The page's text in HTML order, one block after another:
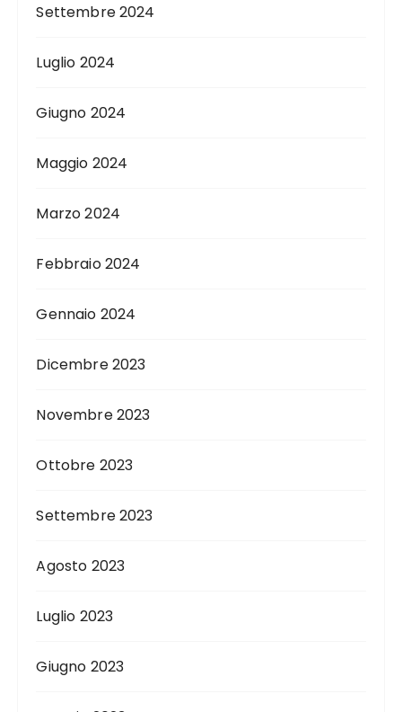
Settembre 2024
Luglio 2024
Giugno 2024
Maggio 2024
Marzo 2024
Febbraio 2024
Gennaio 2024
Dicembre 2023
Novembre 2023
Ottobre 2023
Settembre 2023
Agosto 2023
Luglio 2023
Giugno 2023